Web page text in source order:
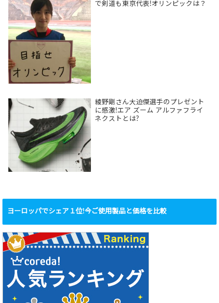
で剣道も東京代表!オリンピックは？
綾野剛さん大迫傑選手のプレゼント
に感激!エア ズーム アルファフライ
ネクストとは?
ヨーロッパでシェア１位!今ご使用製品と価格を比較